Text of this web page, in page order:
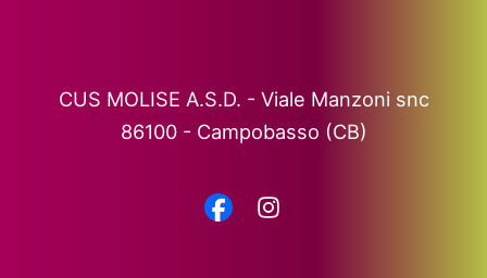
CUS MOLISE A.S.D. - Viale Manzoni snc
86100 - Campobasso (CB)